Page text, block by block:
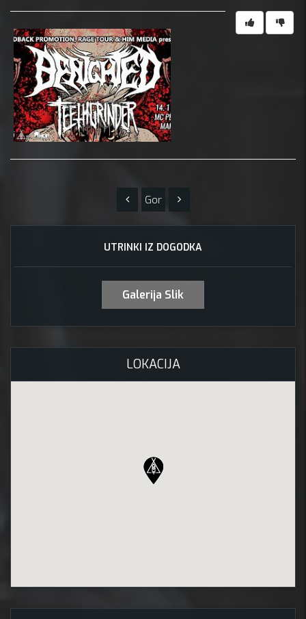
Gor
UTRINKI IZ DOGODKA
Galerija Slik
LOKACIJA